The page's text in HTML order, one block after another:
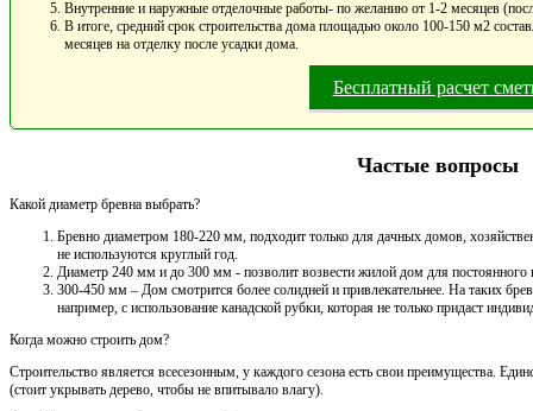
Внутренние и наружные отделочные работы- по желанию от 1-2 месяцев
В итоге, средний срок строительства дома площадью около 100-150 м2
месяцев на отделку после усадки дома.
Бесплатный расчет
Частые вопросы
Какой диаметр бревна выбрать?
Бревно диаметром 180-220 мм, подходит только для дачных домов,
не используются круглый год.
Диаметр 240 мм и до 300 мм - позволит возвести жилой дом для
300-450 мм – Дом смотрится более солидней и привлекательнее. На таких
например, с использование канадской рубки, которая не только придаст
Когда можно строить дом?
Строительство является всесезонным, у каждого сезона есть свои преимущества.
(стоит укрывать дерево, чтобы не впитывало влагу).